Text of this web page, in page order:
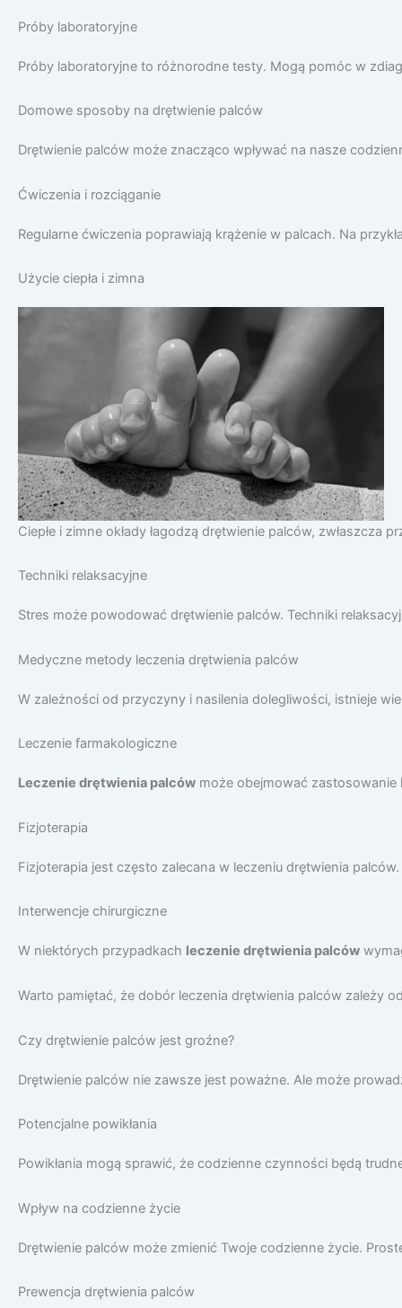
Próby laboratoryjne
Próby laboratoryjne to różnorodne testy. Mogą pomóc w
Domowe sposoby na drętwienie palców
Drętwienie palców może znacząco wpływać na nasze
Ćwiczenia i rozciąganie
Regularne ćwiczenia poprawiają krążenie w palcach. Na
Użycie ciepła i zimna
Ciepłe i zimne okłady łagodzą drętwienie palców,
Techniki relaksacyjne
Stres może powodować drętwienie palców. Techniki
Medyczne metody leczenia drętwienia palców
W zależności od przyczyny i nasilenia dolegliwości, istnieje
Leczenie farmakologiczne
Leczenie drętwienia palców może obejmować
Fizjoterapia
Fizjoterapia jest często zalecana w leczeniu drętwienia
Interwencje chirurgiczne
W niektórych przypadkach leczenie drętwienia palców
Warto pamiętać, że dobór leczenia drętwienia palców zależy
Czy drętwienie palców jest groźne?
Drętwienie palców nie zawsze jest poważne. Ale może
Potencjalne powikłania
Powikłania mogą sprawić, że codzienne czynności będą
Wpływ na codzienne życie
Drętwienie palców może zmienić Twoje codzienne życie.
Prewencja drętwienia palców